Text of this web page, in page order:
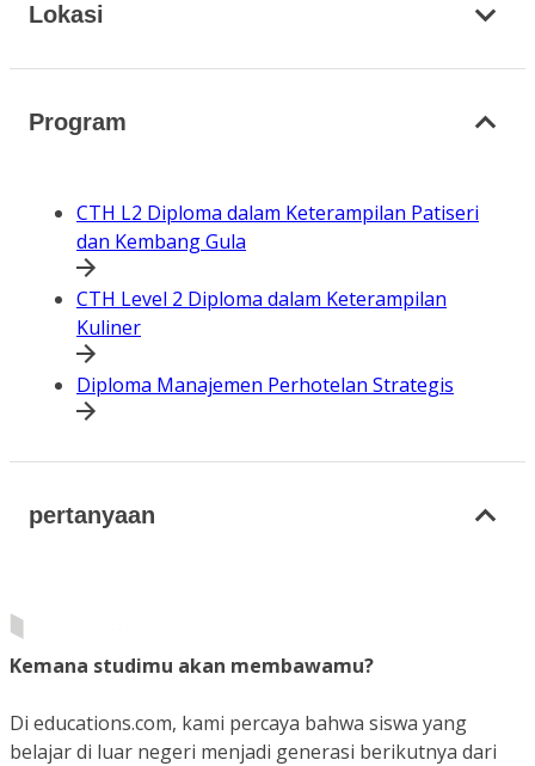
Lokasi
Program
CTH L2 Diploma dalam Keterampilan Patiseri
dan Kembang Gula
CTH Level 2 Diploma dalam Keterampilan
Kuliner
Diploma Manajemen Perhotelan Strategis
pertanyaan
Kemana studimu akan membawamu?
Di educations.com, kami percaya bahwa siswa yang
belajar di luar negeri menjadi generasi berikutnya dari